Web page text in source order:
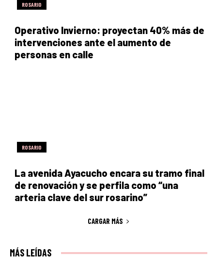
ROSARIO
Operativo Invierno: proyectan 40% más de
intervenciones ante el aumento de
personas en calle
ROSARIO
La avenida Ayacucho encara su tramo final
de renovación y se perfila como “una
arteria clave del sur rosarino”
CARGAR MÁS
MÁS LEÍDAS